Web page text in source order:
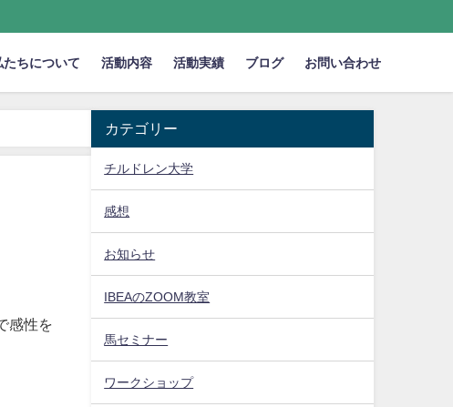
たちについて 活動内容 活動実績 ブログ お問い合わせ
感性を
カテゴリー
チルドレン大学
感想
お知らせ
IBEAのZOOM教室
馬セミナー
ワークショップ